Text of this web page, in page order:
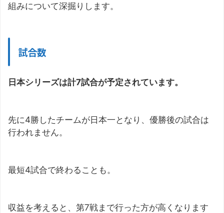
組みについて深掘りします。
試合数
日本シリーズは計7試合が予定されています。
先に4勝したチームが日本一となり、優勝後の試合は
行われません。
最短4試合で終わることも。
収益を考えると、第7戦まで行った方が高くなります